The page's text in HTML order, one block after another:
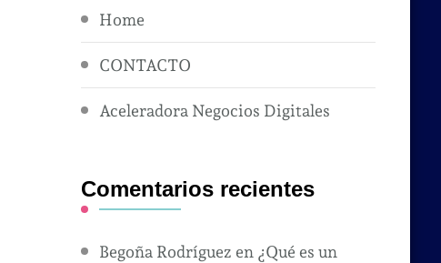
Home
CONTACTO
Aceleradora Negocios Digitales
Comentarios recientes
Begoña Rodríguez en ¿Qué es un